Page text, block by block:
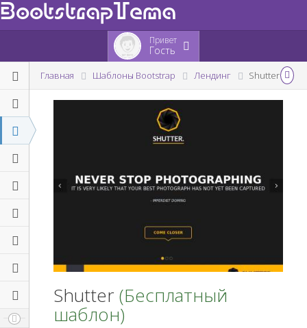
BootstrapTema
Привет
Гость
Главная Шаблоны Bootstrap Лендинг Shutter
Shutter(Бесплатный
шаблон)